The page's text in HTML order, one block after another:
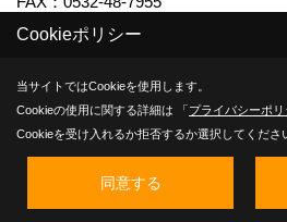
Copyright (c) KAMIYA CO.,LTD. All Rights
Produced byゴデスクリエイト
Cookieポリシー
当サイトではCookieを使用します。
Cookieの使用に関する詳細は 「プライバシーポリ
Cookieを受け入れるか拒否するか選択してくださ
同意する